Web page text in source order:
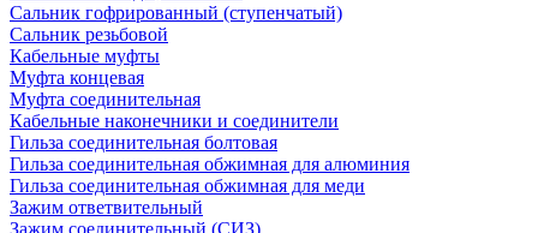
Сальник гофрированный (ступенчатый)
Сальник резьбовой
Кабельные муфты
Муфта концевая
Муфта соединительная
Кабельные наконечники и соединители
Гильза соединительная болтовая
Гильза соединительная обжимная для алюминия
Гильза соединительная обжимная для меди
Зажим ответвительный
Зажим соединительный (СИЗ)